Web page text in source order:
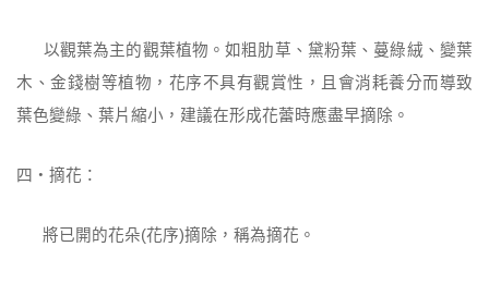
以觀葉為主的觀葉植物。如粗肋草、黛粉葉、蔓綠絨、變葉
木、金錢樹等植物，花序不具有觀賞性，且會消耗養分而導致
葉色變綠、葉片縮小，建議在形成花蕾時應盡早摘除。
四‧摘花：
將已開的花朵(花序)摘除，稱為摘花。